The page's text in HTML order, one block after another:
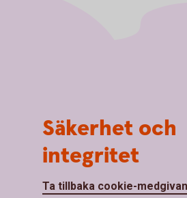
Säkerhet och
integritet
Ta tillbaka cookie-